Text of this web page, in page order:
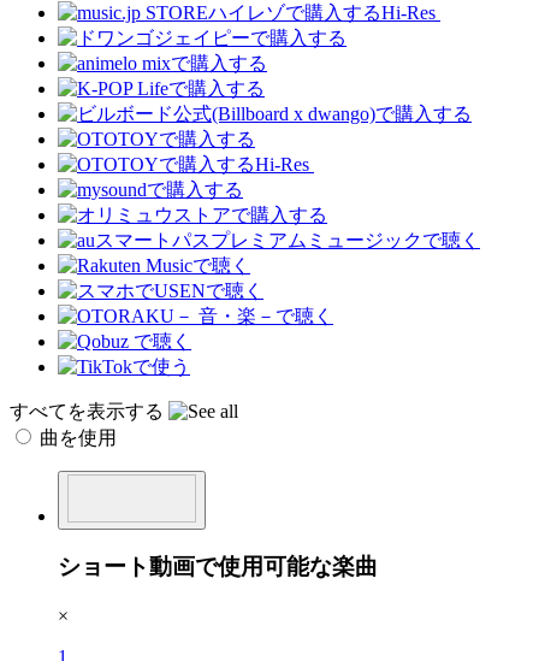
Hi-Res
Hi-Res
すべてを表示する
曲を使用
ショート動画で使用可能な楽曲
×